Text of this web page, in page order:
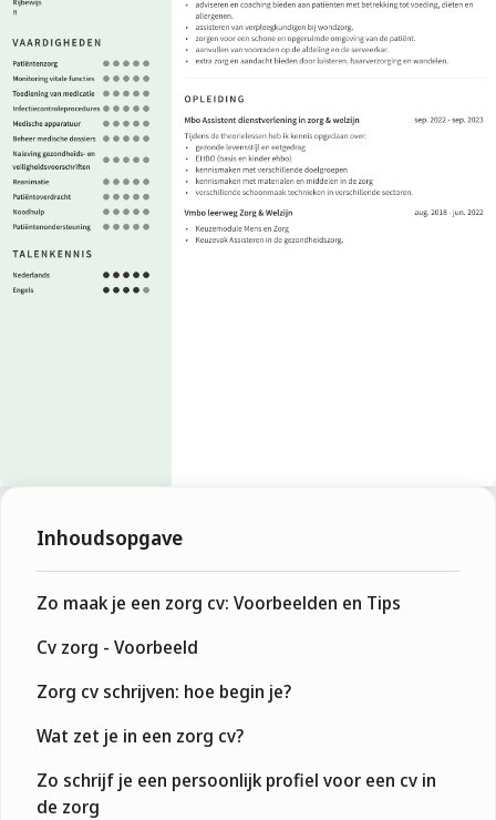
Inhoudsopgave
Zo maak je een zorg cv: Voorbeelden en Tips
Cv zorg - Voorbeeld
Zorg cv schrijven: hoe begin je?
Wat zet je in een zorg cv?
Zo schrijf je een persoonlijk profiel voor een cv in
de zorg